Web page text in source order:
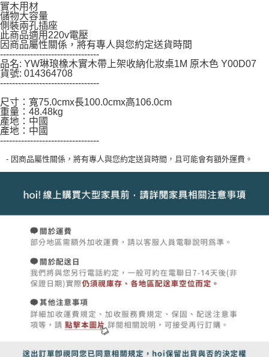
時審查核予不同之上限額度；若仍有額度不足之情形，本公司將視審查結果
請求用戶進行身份認證。
５．嚴禁一人註冊多個帳號或使用他人資訊註冊。若發現惡意使用之情形，
恩沛科技股份有限公司將有權停止該用戶之使用額度並採取法律行動。
實木用材
儲物大容量
側裝兩孔插座
此商品適用220v電壓
因商品屬性關係，將有專人與您約定送貨時間
---------------------------------
品名: YW琳琅橡木實木帶上架收納化妝桌1M 原木色 Y00D07
貨號: 014364708
---------------------------------
尺寸：寬75.0cmx長100.0cmx高106.0cm
重量：48.48kg
產地：中國
產地：中國
---------------------------------
- 因商品屬性關係，將有專人與您約定送貨時間，且可能會有額外運費。